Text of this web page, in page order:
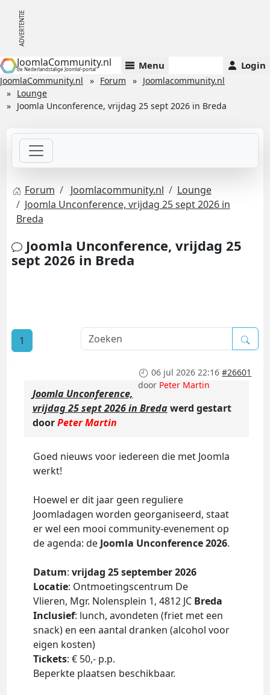
JoomlaCommunity.nl
de Nederlandstalige Joomla!-portal Menu Login
JoomlaCommunity.nl Forum
Joomlacommunity.nl
Lounge
Joomla Unconference, vrijdag 25 sept 2026 in Breda
Forum Joomlacommunity.nl
Lounge
Joomla Unconference, vrijdag 25 sept 2026 in
Breda
Joomla Unconference, vrijdag 25
sept 2026 in Breda
1
06 jul 2026 22:16 #26601
door Peter Martin
Joomla Unconference,
vrijdag 25 sept 2026 in Bredawerd gestart
doorPeter Martin
Goed nieuws voor iedereen die met Joomla
werkt!
Hoewel er dit jaar geen reguliere
Joomladagen worden georganiseerd, staat
er wel een mooi community-evenement op
de agenda: de Joomla Unconference 2026.
Datum: vrijdag 25 september 2026
Locatie: Ontmoetings­centrum De
Vlieren, Mgr. Nolensplein 1, 4812 JC Breda
Inclusief: lunch, avondeten (friet met een
snack) en een aantal dranken (alcohol voor
eigen kosten)
Tickets: € 50,- p.p.
Beperkte plaatsen beschikbaar.